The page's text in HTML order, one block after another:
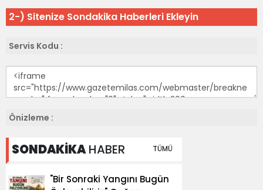
2-) Sitenize Sondakika Haberleri Ekleyin
Servis Kodu :
Önizleme :